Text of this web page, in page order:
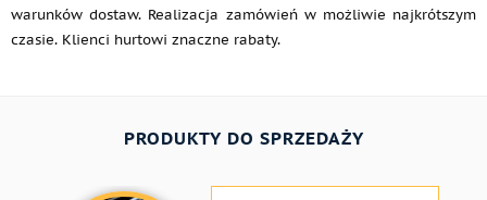
warunków dostaw. Realizacja zamówień w możliwie najkrótszym
czasie. Klienci hurtowi znaczne rabaty.
PRODUKTY DO SPRZEDAŻY